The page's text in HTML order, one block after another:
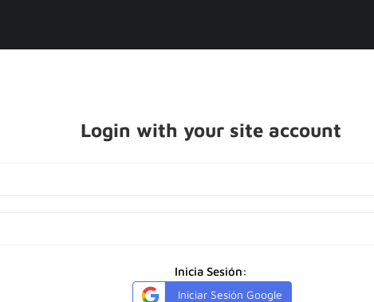
Login with your site account
Inicia Sesión:
Iniciar Sesión Google